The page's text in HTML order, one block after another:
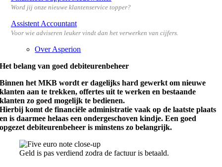
Word jij onze nieuwe klantenservice topper?
Assistent Accountant
Voor wie adviseren leuker vindt dan het verwerken van cijfers.
Over Asperion
Het belang van goed debiteurenbeheer
Binnen het MKB wordt er dagelijks hard gewerkt om nieuwe
klanten aan te trekken, offertes uit te werken en bestaande
klanten zo goed mogelijk te bedienen.
Hierbij komt de financiële administratie vaak op de laatste plaats
en is daarmee helaas een ondergeschoven kindje. Een goed
opgezet debiteurenbeheer is minstens zo belangrijk.
Geld is pas verdiend zodra de factuur is betaald.